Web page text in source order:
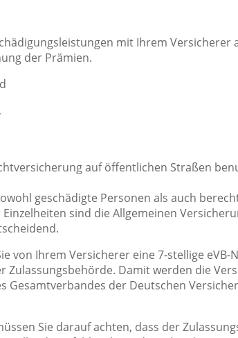
mit Ihrem Versicherer
der Prämien.
auf öffentlichen Straßen
geschädigte Personen als auch
sind die Allgemeinen
von Ihrem Versicherer eine 7-stellige eVB-
Zulassungsbehörde. Damit werden die
Gesamtverbandes der Deutschen
Sie darauf achten, dass der